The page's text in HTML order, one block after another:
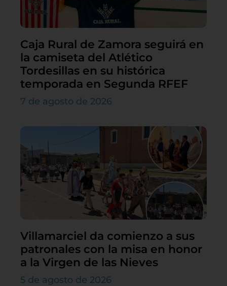
Caja Rural de Zamora seguirá en
la camiseta del Atlético
Tordesillas en su histórica
temporada en Segunda RFEF
7 de agosto de 2026
Villamarciel da comienzo a sus
patronales con la misa en honor
a la Virgen de las Nieves
5 de agosto de 2026